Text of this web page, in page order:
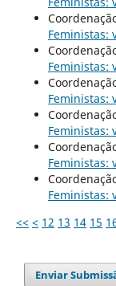
Feministas:
Feministas:
Feministas:
Feministas:
Feministas:
Feministas:
<< < 12 13 14 15
Enviar